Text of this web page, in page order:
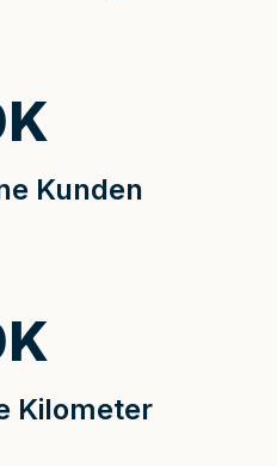
Kunden
K
Kilometer
K